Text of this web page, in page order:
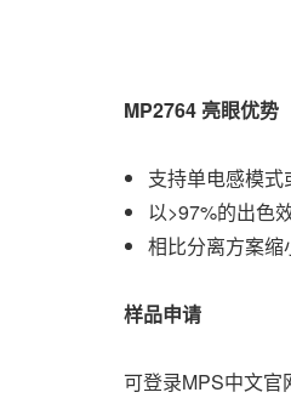
MP2764 亮眼优势
支持单电感模
以>97%的出色
相比分离方案缩
样品申请
可登录MPS中文